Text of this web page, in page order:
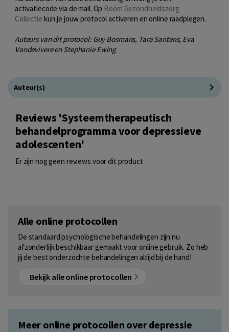
activatiecode via de mail. Op Boom Gezondheidszorg
Collectie kun je jouw protocol activeren en online raadplegen.
Auteurs van dit protocol: Guy Bosmans, Tara Santens, Eva
Vandevivere en Stephanie Ewing
Auteur(s)
Reviews 'Systeemtherapeutisch
behandelprogramma voor depressieve
adolescenten'
Er zijn nog geen reviews voor dit product
Alle online protocollen
De standaard psychologische behandelingen zijn nu
afzonderlijk beschikbaar gemaakt voor online gebruik. Zo heb
jij de best onderzochte behandelingen altijd bij de hand!
Bekijk alle online protocollen
Meer online protocollen over depressie